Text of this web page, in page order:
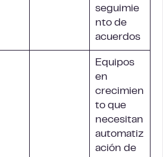
seguimie
nto de
acuerdos
Equipos
en
crecimien
to que
necesitan
automatiz
ación de